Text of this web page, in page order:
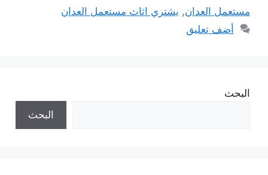
مستعمل العدان, يشتري اثاث مستعمل العدان
أضف تعليق
البحث
البحث